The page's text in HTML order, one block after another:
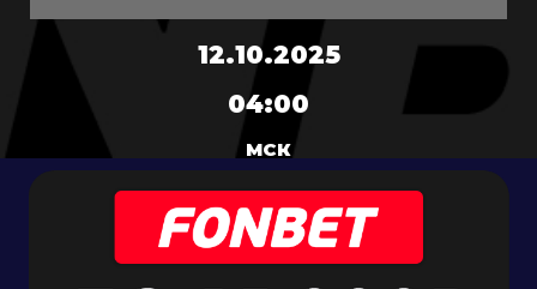
12.10.2025
04:00
МСК